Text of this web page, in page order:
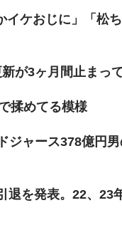
イケおじに」「松
が3ヶ月間止まっ
揉めてる模様
ジャース378億円
退を発表。22、23